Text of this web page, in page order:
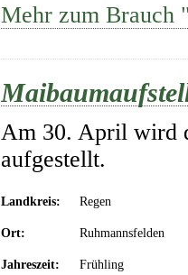
Mehr zum Brauch
Am 30. April wird
aufgestellt.
Landkreis: Regen
Ort: Ruhmannsfelden
Jahreszeit: Frühling